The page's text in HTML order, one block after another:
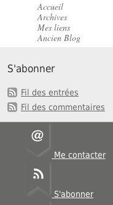
Accueil
Archives
Mes liens
Ancien Blog
S'abonner
Fil des entrées
Fil des commentaires
Me contacter
S'abonner